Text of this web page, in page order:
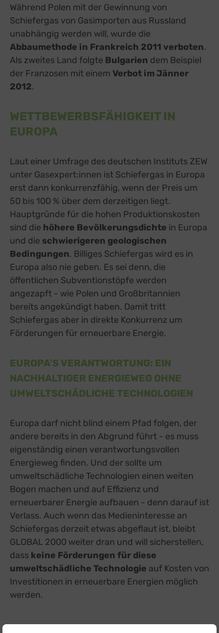
Während Polen mit der Gewinnung von
Schiefergas von Gasimporten aus Russland
unabhängig werden will, wurde die
Abbaumethode in Frankreich 2011 verboten.
Als zweites Land folgte Bulgarien dem Beispiel
der Franzosen mit einem Verbot im Jänner
2012.
WETTBEWERBSFÄHIGKEIT IN
EUROPA
Laut einer Umfrage des deutschen Instituts ZEW
unter Gasexpert:innen ist Schiefergas in Europa
erst dann konkurrenzfähig, wenn der Preis um
50 bis 100 % über dem derzeitigen liegt.
Hauptgründe für die hohen Produktionskosten
sind die höhere Bevölkerungsdichte in Europa
und die schwierigeren geologischen
Bedingungen. Billiges Schiefergas wird es in
Europa also nie geben. Es sei denn, die
öffentlichen Subventionstöpfe werden
angezapft - wie Polen und Großbritannien
bereits angekündigt haben. Damit tritt
Schiefergas aber in direkte Konkurrenz um
Förderungen für erneuerbare Energie.
EUROPA'S VERANTWORTUNG: EIN
NACHHALTIGER ENERGIEWEG OHNE
UMWELTSCHÄDLICHE TECHNOLOGIEN
Europa darf nicht blind einem Pfad folgen, der
andere bereits in den Abgrund führt - es muss
eigenständig einen verantwortungsvollen
Energieweg finden. Und der sollte um
umweltschädliche Technologien einen weiten
Bogen machen und auf Effizienz und
erneuerbarer Energie aufbauen - denn darauf ist
Verlass. Auch wenn das Medieninteresse an
Schiefergas derzeit etwas abgeflaut ist, bleibt
GLOBAL 2000 weiter dran und will sicherstellen,
dass keine Förderungen für diese
umweltschädliche Technologie auf Kosten von
Investitionen in erneuerbare Energien möglich
werden.